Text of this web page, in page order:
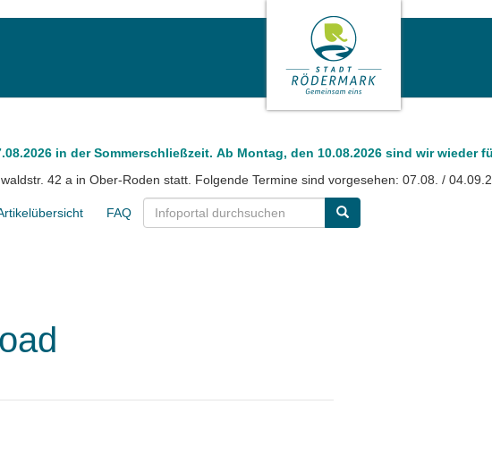
in der Sommerschließzeit. Ab Montag, den 10.08.2026 sind wir wieder
42 a in Ober-Roden statt. Folgende Termine sind vorgesehen: 07.08. /
FAQ